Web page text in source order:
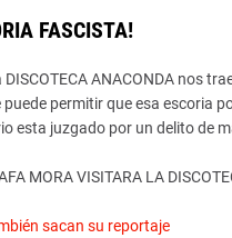
FASCISTA!
ANACONDA nos
permitir que esa escoria
esta juzgado por un delito de
MORA VISITARA LA
sacan su reportaje